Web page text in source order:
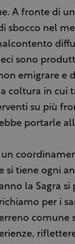
A fronte di
sbocco nel
sono
emigrare e
coltura in cui
su più
portarle
si tiene ogni
la Sagra
per i
comune